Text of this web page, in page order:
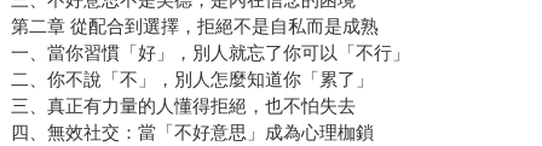
第二章 從配合到選擇，拒絕不是自私而是成熟
一、當你習慣「好」，別人就忘了你可以「不行」
二、你不說「不」，別人怎麼知道你「累了」
三、真正有力量的人懂得拒絕，也不怕失去
四、無效社交：當「不好意思」成為心理枷鎖